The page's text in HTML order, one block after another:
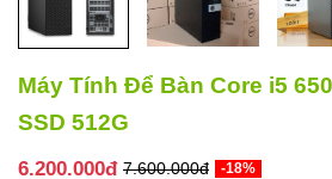
Máy Tính Để Bàn Core i5
SSD 512G
6.200.000đ 7.600.000đ -18%